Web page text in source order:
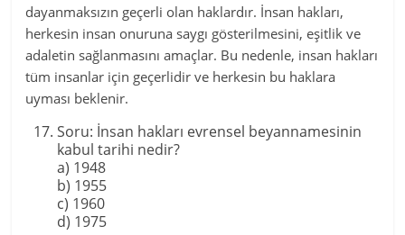
dayanmaksızın geçerli olan haklardır. İnsan hakları,
herkesin insan onuruna saygı gösterilmesini, eşitlik ve
adaletin sağlanmasını amaçlar. Bu nedenle, insan hakları
tüm insanlar için geçerlidir ve herkesin bu haklara
uyması beklenir.
Soru: İnsan hakları evrensel beyannamesinin
kabul tarihi nedir?
a) 1948
b) 1955
c) 1960
d) 1975